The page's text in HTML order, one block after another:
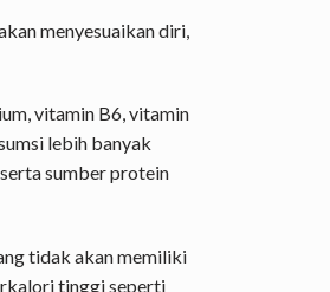
menyesuaikan diri,
vitamin B6, vitamin
lebih banyak
sumber protein
tidak akan memiliki
tinggi seperti